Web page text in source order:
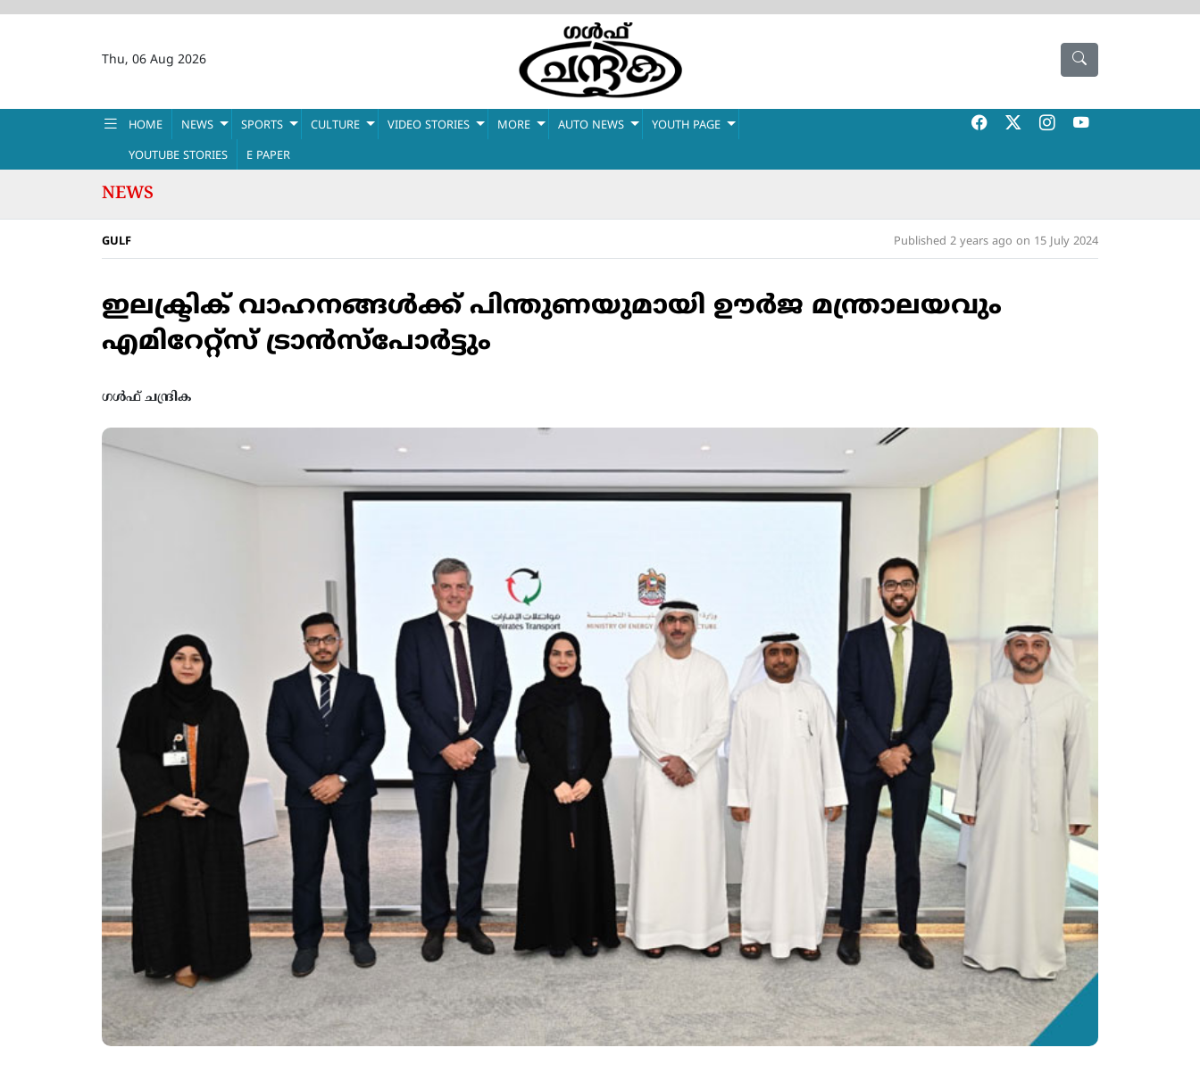
Thu, 06 Aug 2026
HOME NEWS SPORTS CULTURE VIDEO STORIES MORE AUTO NEWS YOUTH PAGE
YOUTUBE STORIES E PAPER
NEWS
GULF Published 2 years ago on 15 July 2024
ഇലക്ട്രിക് വാഹനങ്ങള്‍ക്ക് പിന്തുണയുമായി ഊര്‍ജ മന്ത്രാലയവും
എമിറേറ്റ്‌സ് ട്രാന്‍സ്‌പോര്‍ട്ടും
ഗൾഫ് ചന്ദ്രിക